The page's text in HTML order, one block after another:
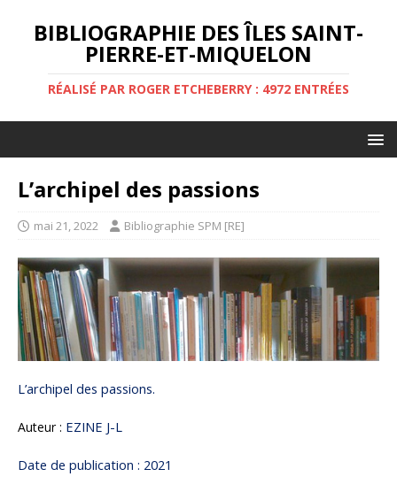
BIBLIOGRAPHIE DES ÎLES SAINT-
PIERRE-ET-MIQUELON
RÉALISÉ PAR ROGER ETCHEBERRY : 4972 ENTRÉES
L’archipel des passions
mai 21, 2022 Bibliographie SPM [RE]
L’archipel des passions.
Auteur : EZINE J-L
Date de publication : 2021